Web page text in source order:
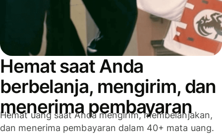
Hemat saat Anda
berbelanja, mengirim, dan
menerima pembayaran
Hemat uang saat Anda mengirim, membelanjakan,
dan menerima pembayaran dalam 40+ mata uang.